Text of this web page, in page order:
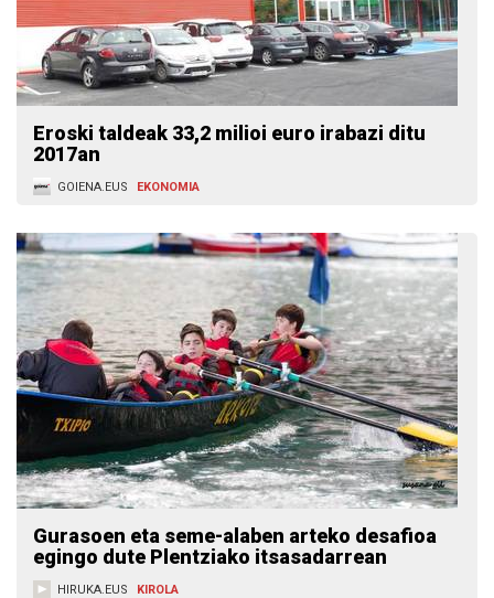
Eroski taldeak 33,2 milioi euro irabazi ditu
2017an
GOIENA.EUS EKONOMIA
Gurasoen eta seme-alaben arteko desafioa
egingo dute Plentziako itsasadarrean
HIRUKA.EUS KIROLA